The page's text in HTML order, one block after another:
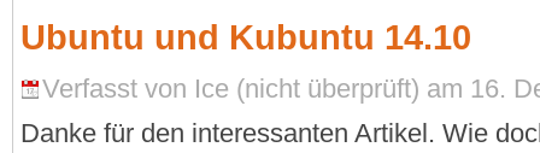
Ubuntu und Kubuntu 14.10
Verfasst von Ice (nicht überprüft) am 16.
Danke für den interessanten Artikel. Wie